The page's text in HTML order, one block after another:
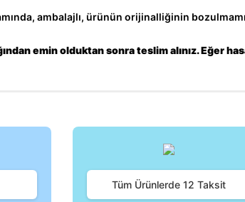
ambalajlı, ürünün orijinalliğinin
emin olduktan sonra teslim alınız. Eğer
Tüm Ürünlerde 12 Taksit